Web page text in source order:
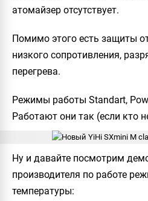
атомайзер отсутствует.
Помимо этого есть защиты
низкого сопротивления,
перегрева.
Режимы работы Standart,
Работают они так (если кто
Ну и давайте посмотрим
производителя по работе
температуры: